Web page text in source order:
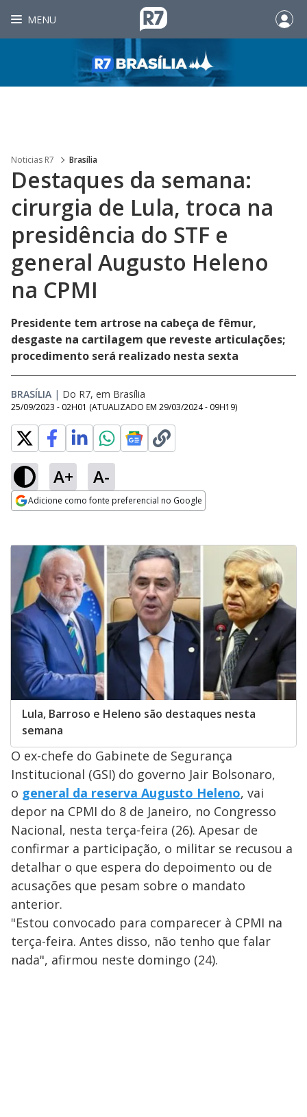
MENU
Noticias R7 Brasília
Destaques da semana:
cirurgia de Lula, troca na
presidência do STF e
general Augusto Heleno
na CPMI
Presidente tem artrose na cabeça de fêmur,
desgaste na cartilagem que reveste articulações;
procedimento será realizado nesta sexta
BRASÍLIA | Do R7, em Brasília
25/09/2023 - 02H01 (ATUALIZADO EM 29/03/2024 - 09H19)
A+ A-
Adicione como fonte preferencial no Google
Lula, Barroso e Heleno são destaques nesta
semana
O ex-chefe do Gabinete de Segurança
Institucional (GSI) do governo Jair Bolsonaro,
o general da reserva Augusto Heleno, vai
depor na CPMI do 8 de Janeiro, no Congresso
Nacional, nesta terça-feira (26). Apesar de
confirmar a participação, o militar se recusou a
detalhar o que espera do depoimento ou de
acusações que pesam sobre o mandato
anterior.
"Estou convocado para comparecer à CPMI na
terça-feira. Antes disso, não tenho que falar
nada", afirmou neste domingo (24).